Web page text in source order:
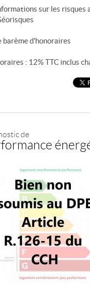
sur les risques
barème d'honoraires
: 12% TTC inclus
de